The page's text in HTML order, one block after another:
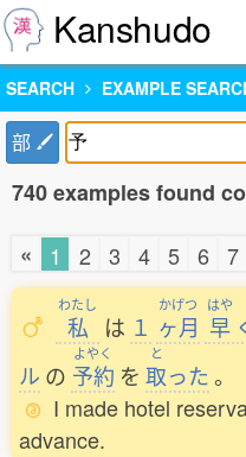
Kanshudo
SEARCH EXAMPLE
部
740 examples found
« 1 2 3 4 5 6 7
わたし
私 は １
かげつ
ヶ月
はや
早
ル の
よやく
予約 を
と
取った。
I made hotel
advance.